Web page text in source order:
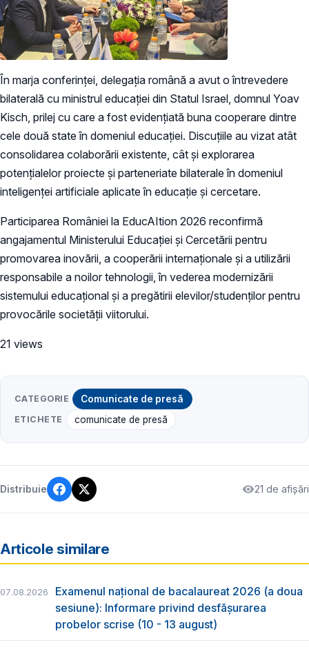
În marja conferinței, delegația română a avut o întrevedere
bilaterală cu ministrul educației din Statul Israel, domnul Yoav
Kisch, prilej cu care a fost evidențiată buna cooperare dintre
cele două state în domeniul educației. Discuțiile au vizat atât
consolidarea colaborării existente, cât și explorarea
potențialelor proiecte și parteneriate bilaterale în domeniul
inteligenței artificiale aplicate în educație și cercetare.
Participarea României la EducAItion 2026 reconfirmă
angajamentul Ministerului Educației și Cercetării pentru
promovarea inovării, a cooperării internaționale și a utilizării
responsabile a noilor tehnologii, în vederea modernizării
sistemului educațional și a pregătirii elevilor/studenților pentru
provocările societății viitorului.
21 views
CATEGORIE Comunicate de presă
ETICHETE comunicate de presă
Distribuie 21 de afișări
Articole similare
07.08.2026
Examenul național de bacalaureat 2026 (a doua
sesiune): Informare privind desfășurarea
probelor scrise (10 - 13 august)